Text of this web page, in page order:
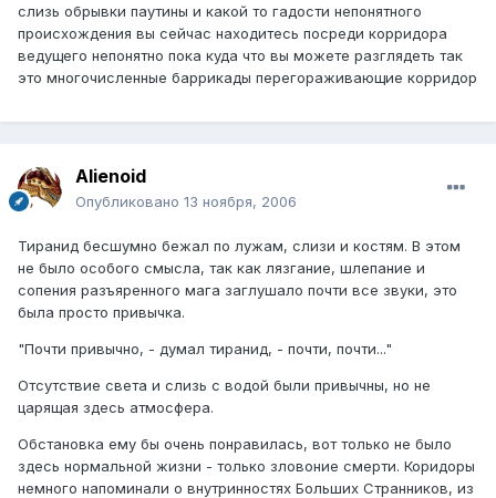
слизь обрывки паутины и какой то гадости непонятного
происхождения вы сейчас находитесь посреди корридора
ведущего непонятно пока куда что вы можете разглядеть так
это многочисленные баррикады перегораживающие корридор
Alienoid
Опубликовано 13 ноября, 2006
Тиранид бесшумно бежал по лужам, слизи и костям. В этом
не было особого смысла, так как лязгание, шлепание и
сопения разъяренного мага заглушало почти все звуки, это
была просто привычка.
"Почти привычно, - думал тиранид, - почти, почти..."
Отсутствие света и слизь с водой были привычны, но не
царящая здесь атмосфера.
Обстановка ему бы очень понравилась, вот только не было
здесь нормальной жизни - только зловоние смерти. Коридоры
немного напоминали о внутринностях Больших Странников, из